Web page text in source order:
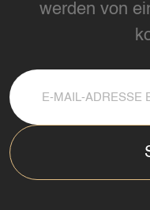
werden von